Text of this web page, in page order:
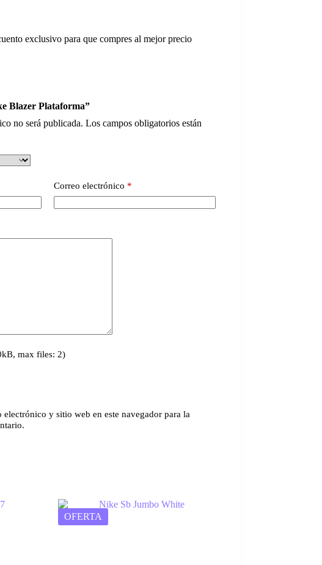
exclusivo para que compres al mejor precio
Blazer Plataforma”
no será publicada. Los campos obligatorios están
Correo electrónico *
max files: 2)
y sitio web en este navegador para la
OFERTA